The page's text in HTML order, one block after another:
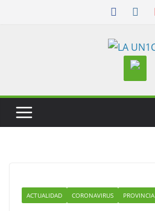
ACTUALIDAD CORONAVIRUS PROVINCIA